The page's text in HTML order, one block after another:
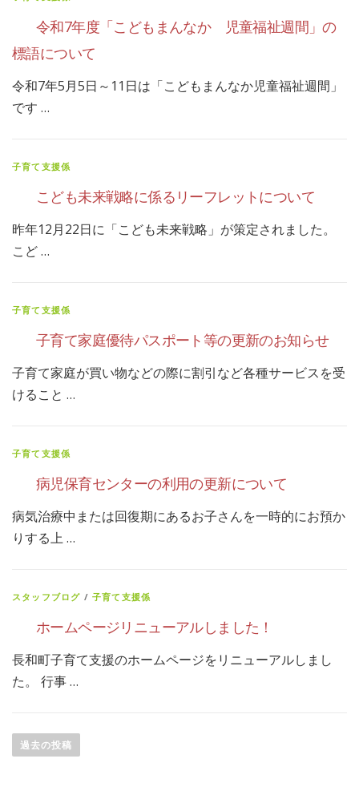
令和7年度「こどもまんなか 児童福祉週間」の
標語について
令和7年5月5日～11日は「こどもまんなか児童福祉週間」
です …
子育て支援係
こども未来戦略に係るリーフレットについて
昨年12月22日に「こども未来戦略」が策定されました。
こど …
子育て支援係
子育て家庭優待パスポート等の更新のお知らせ
子育て家庭が買い物などの際に割引など各種サービスを受
けること …
子育て支援係
病児保育センターの利用の更新について
病気治療中または回復期にあるお子さんを一時的にお預か
りする上 …
スタッフブログ /子育て支援係
ホームページリニューアルしました！
長和町子育て支援のホームページをリニューアルしまし
た。 行事 …
稿
過去の投稿